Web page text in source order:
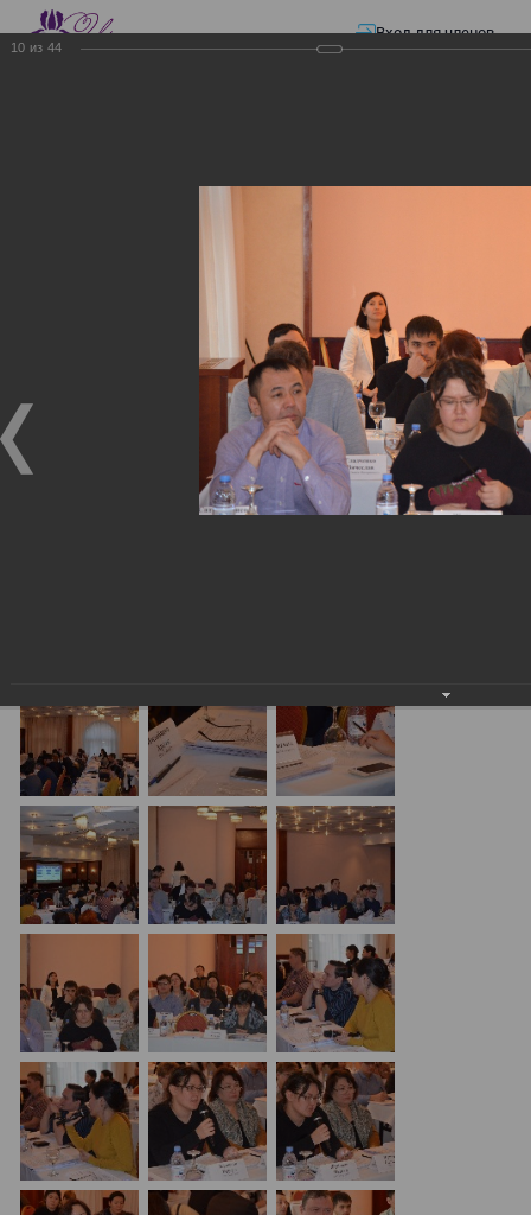
Вход для членов
ЭЛЕКТРОННЫЕ СЧЕТА-ФАКТУРЫ.
ЭЛЕКТРОННЫЕ СЧЕТА-
ФАКТУРЫ. ВИРТУАЛЬНЫЙ
ЭЛЕКТРОННЫЕ СЧЕТА-ФАКТУРЫ. ВИРТУАЛЬНЫЙ
СКЛАД.
Семинар с КГД и разработчиками
10 из 44